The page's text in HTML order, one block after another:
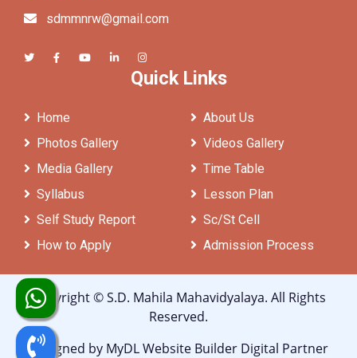
sdmmnrw@gmail.com
Quick Links
Home
About Us
Photos Gallery
Videos Gallery
Media Gallery
Time Table
Syllabus
Lesson Plan
Self Study Report
Sc/St Cell
How to Apply
Admission Process
Copyright ©S.D. Mahila Mahavidyalaya. All Rights
Reserved.
Designed by MyDL Website Builder Digital Partner